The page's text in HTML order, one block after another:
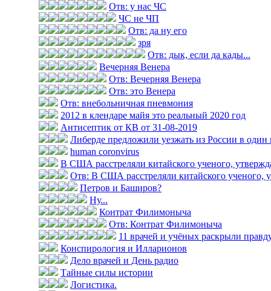
Отв: у нас ЧС
ЧС не ЧП
Отв: да ну его
зря
Отв: дык, если да кады...
Вечерняя Венера
Отв: Вечерняя Венера
Отв: это Венера
Отв: внебольничная пневмония
2012 в клендаре майя это реальный 2020 год
Антисептик от КВ от 31-08-2019
Либерде предложили уезжать из России в один
human coronvirus
В США расстреляли китайского ученого,
Отв: В США расстреляли китайского ученого,
Петров и Баширов?
Ну...
Контрат Филимоныча
Отв: Контрат Филимоныча
11 врачей и учёных раскрыли
Конспирология и Илларионов
Дело врачей и День радио
Тайные силы истории
Логистика.